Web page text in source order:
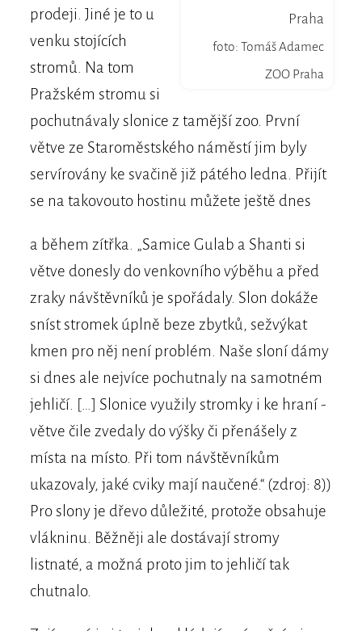
Praha
foto: Tomáš Adamec
ZOO Praha
prodeji. Jiné je to u
venku stojících
stromů. Na tom
Pražském stromu si
pochutnávaly slonice z tamější zoo. První
větve ze Staroměstského náměstí jim byly
servírovány ke svačině již pátého ledna. Přijít
se na takovouto hostinu můžete ještě dnes
a během zítřka. „Samice Gulab a Shanti si
větve donesly do venkovního výběhu a před
zraky návštěvníků je spořádaly. Slon dokáže
sníst stromek úplně beze zbytků, sežvýkat
kmen pro něj není problém. Naše sloní dámy
si dnes ale nejvíce pochutnaly na samotném
jehličí. […] Slonice využily stromky i ke hraní -
větve čile zvedaly do výšky či přenášely z
místa na místo. Při tom návštěvníkům
ukazovaly, jaké cviky mají naučené.“ (zdroj: 8))
Pro slony je dřevo důležité, protože obsahuje
vlákninu. Běžněji ale dostávají stromy
listnaté, a možná proto jim to jehličí tak
chutnalo.